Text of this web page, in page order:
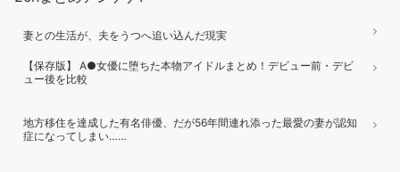
妻との生活が、夫をうつへ追い込んだ現実
【保存版】 A●女優に堕ちた本物アイドルまとめ！デビュー前・デビ
ュー後を比較
地方移住を達成した有名俳優、だが56年間連れ添った最愛の妻が認知
症になってしまい……